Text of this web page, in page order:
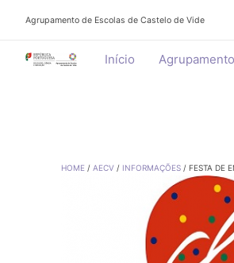
Agrupamento de Escolas de Castelo de Vide
Início Agrupamento
HOME AECV INFORMAÇÕES FESTA DE